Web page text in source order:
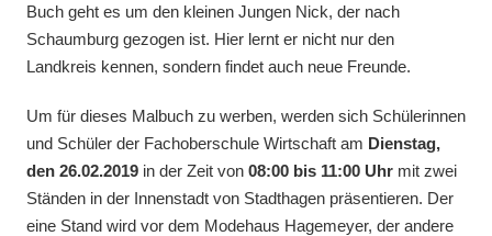
Buch geht es um den kleinen Jungen Nick, der nach
Schaumburg gezogen ist. Hier lernt er nicht nur den
Landkreis kennen, sondern findet auch neue Freunde.
Um für dieses Malbuch zu werben, werden sich Schülerinnen
und Schüler der Fachoberschule Wirtschaft am Dienstag,
den 26.02.2019 in der Zeit von 08:00 bis 11:00 Uhr mit zwei
Ständen in der Innenstadt von Stadthagen präsentieren. Der
eine Stand wird vor dem Modehaus Hagemeyer, der andere